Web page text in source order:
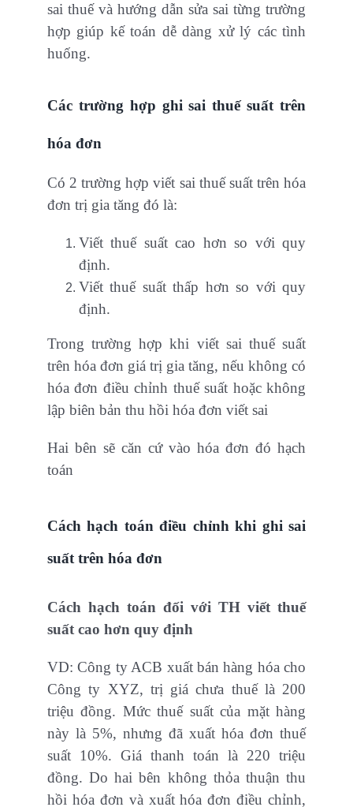
sai thuế và hướng dẫn sửa sai từng trường
hợp giúp kế toán dễ dàng xử lý các tình
huống.
Các trường hợp ghi sai thuế suất trên
hóa đơn
Có 2 trường hợp viết sai thuế suất trên hóa
đơn trị gia tăng đó là:
Viết thuế suất cao hơn so với quy
định.
Viết thuế suất thấp hơn so với quy
định.
Trong trường hợp khi viết sai thuế suất
trên hóa đơn giá trị gia tăng, nếu không có
hóa đơn điều chỉnh thuế suất hoặc không
lập biên bản thu hồi hóa đơn viết sai
Hai bên sẽ căn cứ vào hóa đơn đó hạch
toán
Cách hạch toán điều chỉnh khi ghi sai
suất trên hóa đơn
Cách hạch toán đối với TH viết thuế
suất cao hơn quy định
VD: Công ty ACB xuất bán hàng hóa cho
Công ty XYZ, trị giá chưa thuế là 200
triệu đồng. Mức thuế suất của mặt hàng
này là 5%, nhưng đã xuất hóa đơn thuế
suất 10%. Giá thanh toán là 220 triệu
đồng. Do hai bên không thỏa thuận thu
hồi hóa đơn và xuất hóa đơn điều chỉnh,